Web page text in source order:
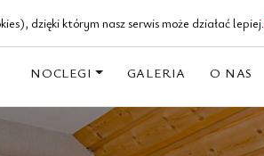
NOCLEGI GALERIA O NAS
dzięki którym nasz serwis może działać lepiej.